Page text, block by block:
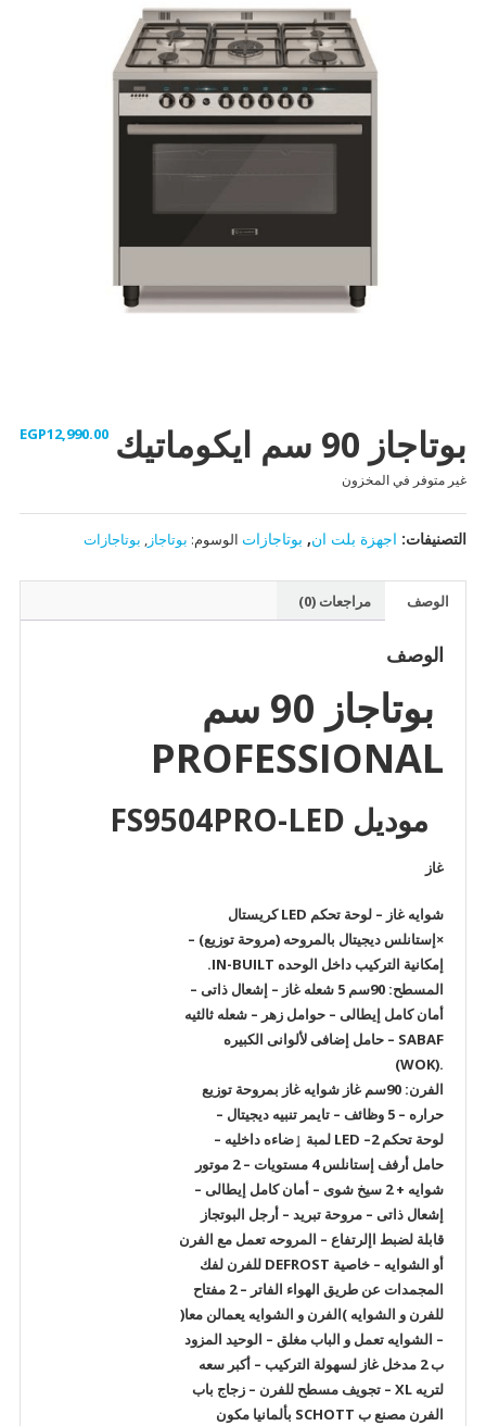
بوتاجاز 90 سم ايكوماتيك EGP12,990.00
غير متوفر في المخزون
التصنيفات: اجهزة بلت ان, بوتاجازات الوسوم: بوتاجاز , بوتاجازات
الوصف مراجعات (0)
الوصف
بوتاجاز 90 سم
PROFESSIONAL
موديل FS9504PRO-LED
غاز
شوايه غاز – لوحة تحكم LED كريستال
×إستانلس ديجيتال بالمروحه (مروحة توزيع) –
إمكانية التركيب داخل الوحده IN-BUILT.
المسطح: 90سم 5 شعله غاز – إشعال ذاتى –
أمان كامل إيطالى – حوامل زهر – شعله ثالثيه
SABAF – حامل إضافى لألوانى الكبيره
.(WOK)
الفرن: 90سم غاز شوايه غاز بمروحة توزيع
حراره – 5 وظائف – تايمر تنبيه ديجيتال –
لوحة تحكم LED –2 لمبة ٳضاءه داخليه –
حامل أرفف إستانلس 4 مستويات – 2 موتور
شوايه + 2 سيخ شوى – أمان كامل إيطالى –
إشعال ذاتى – مروحة تبريد – أرجل البوتجاز
قابلة لضبط اإلرتفاع – المروحه تعمل مع الفرن
أو الشوايه – خاصية DEFROST للفرن لفك
المجمدات عن طريق الهواء الفاتر – 2 مفتاح
للفرن و الشوايه )الفرن و الشوايه يعمالن معا(
– الشوايه تعمل و الباب مغلق – الوحيد المزود
ب 2 مدخل غاز لسهولة التركيب – أكبر سعه
لتريه XL – تجويف مسطح للفرن – زجاج باب
الفرن مصنع ب SCHOTT بألمانيا مكون